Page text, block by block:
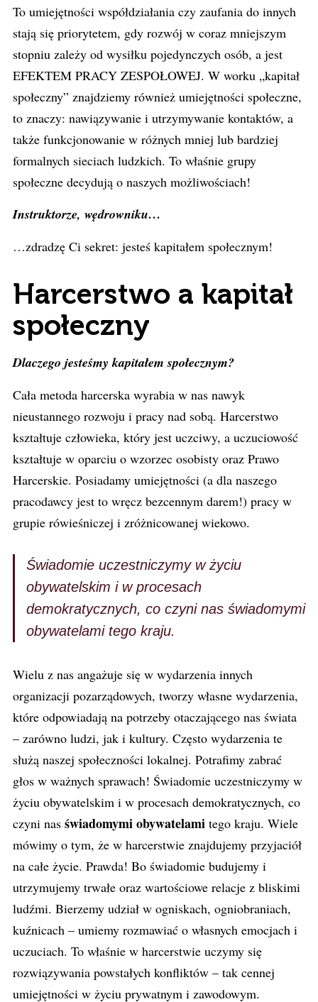
To umiejętności współdziałania czy zaufania do innych
stają się priorytetem, gdy rozwój w coraz mniejszym
stopniu zależy od wysiłku pojedynczych osób, a jest
EFEKTEM PRACY ZESPOŁOWEJ. W worku „kapitał
społeczny” znajdziemy również umiejętności społeczne,
to znaczy: nawiązywanie i utrzymywanie kontaktów, a
także funkcjonowanie w różnych mniej lub bardziej
formalnych sieciach ludzkich. To właśnie grupy
społeczne decydują o naszych możliwościach!
Instruktorze, wędrowniku…
…zdradzę Ci sekret: jesteś kapitałem społecznym!
Harcerstwo a kapitał
społeczny
Dlaczego jesteśmy kapitałem społecznym?
Cała metoda harcerska wyrabia w nas nawyk
nieustannego rozwoju i pracy nad sobą. Harcerstwo
kształtuje człowieka, który jest uczciwy, a uczuciowość
kształtuje w oparciu o wzorzec osobisty oraz Prawo
Harcerskie. Posiadamy umiejętności (a dla naszego
pracodawcy jest to wręcz bezcennym darem!) pracy w
grupie rówieśniczej i zróżnicowanej wiekowo.
Świadomie uczestniczymy w życiu
obywatelskim i w procesach
demokratycznych, co czyni nas świadomymi
obywatelami tego kraju.
Wielu z nas angażuje się w wydarzenia innych
organizacji pozarządowych, tworzy własne wydarzenia,
które odpowiadają na potrzeby otaczającego nas świata
– zarówno ludzi, jak i kultury. Często wydarzenia te
służą naszej społeczności lokalnej. Potrafimy zabrać
głos w ważnych sprawach! Świadomie uczestniczymy w
życiu obywatelskim i w procesach demokratycznych, co
czyni nas świadomymi obywatelami tego kraju. Wiele
mówimy o tym, że w harcerstwie znajdujemy przyjaciół
na całe życie. Prawda! Bo świadomie budujemy i
utrzymujemy trwałe oraz wartościowe relacje z bliskimi
ludźmi. Bierzemy udział w ogniskach, ogniobraniach,
kuźnicach – umiemy rozmawiać o własnych emocjach i
uczuciach. To właśnie w harcerstwie uczymy się
rozwiązywania powstałych konfliktów – tak cennej
umiejętności w życiu prywatnym i zawodowym.